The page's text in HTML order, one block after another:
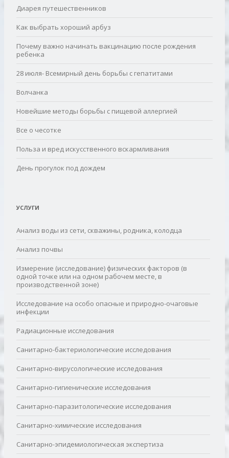
Диарея путешественников
Как выбрать хороший арбуз
Почему важно начинать вакцинацию после рождения
ребенка
28 июля- Всемирный день борьбы с гепатитами
Волчанка
Новейшие методы борьбы с пищевой аллергией
Все о чесотке
Польза и вред искусственного вскармливания
День прогулок под дождем
УСЛУГИ
Анализ воды из сети, скважины, родника, колодца
Анализ почвы
Измерение (исследование) физических факторов (в
одной точке или на одном рабочем месте, в
производственной зоне)
Исследование на особо опасные и природно-очаговые
инфекции
Радиационные исследования
Санитарно-бактериологические исследования
Санитарно-вирусологические исследования
Санитарно-гигиенические исследования
Санитарно-паразитологические исследования
Санитарно-химические исследования
Санитарно-эпидемиологическая экспертиза